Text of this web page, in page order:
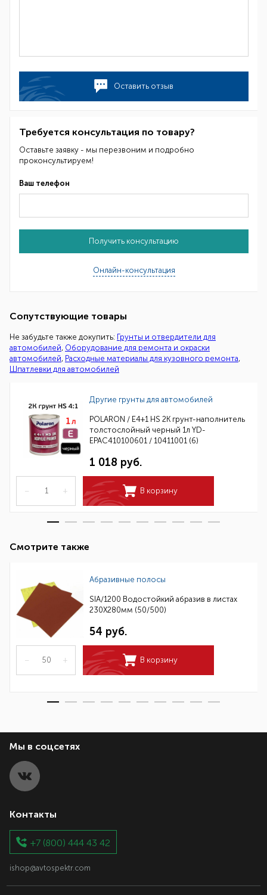
Оставить отзыв
Требуется консультация по товару?
Оставьте заявку - мы перезвоним и подробно
проконсультируем!
Ваш телефон
Получить консультацию
Онлайн-консультация
Сопутствующие товары
Не забудьте также докупить: Грунты и отвердители для
автомобилей, Оборудование для ремонта и окраски
автомобилей, Расходные материалы для кузовного ремонта,
Шпатлевки для автомобилей
Другие грунты для автомобилей
POLARON / E4+1 HS 2K грунт-наполнитель
толстослойный черный 1л YD-
EPAC410100601 / 10411001 (6)
1 018 руб.
– + В корзину
Смотрите также
Абразивные полосы
SIA/1200 Водостойкий абразив в листах
230Х280мм (50/500)
54 руб.
– + В корзину
Мы в соцсетях
Контакты
+7 (800) 444 43 42
ishop@avtospektr.com